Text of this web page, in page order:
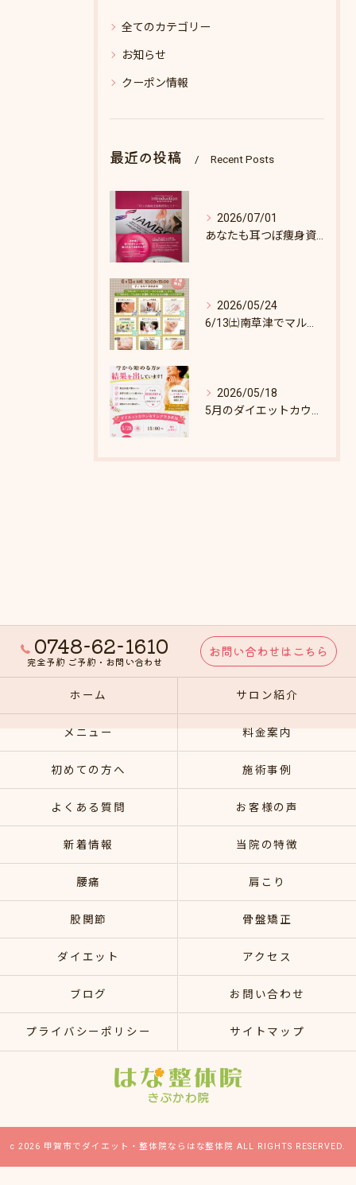
全てのカテゴリー
お知らせ
クーポン情報
最近の投稿 Recent Posts
2026/07/01
2026/05/24
2026/05/18
0748-62-1610
完全予約 ご予約・お問い合わせ
お問い合わせはこちら
ホーム サロン紹介
メニュー 料金案内
初めての方へ 施術事例
よくある質問 お客様の声
新着情報 当院の特徴
腰痛 肩こり
股関節 骨盤矯正
ダイエット アクセス
ブログ お問い合わせ
プライバシーポリシー サイトマップ
c 2026 甲賀市でダイエット・整体院ならはな整体院 ALL RIGHTS RESERVED.